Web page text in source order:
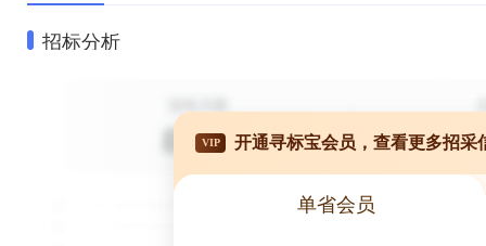
招标分析
VIP 开通寻标宝会员，查看更多招采
单省会员